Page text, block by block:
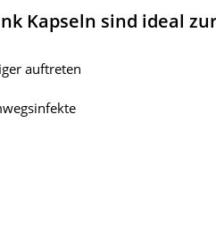
Kapseln sind ideal
auftreten